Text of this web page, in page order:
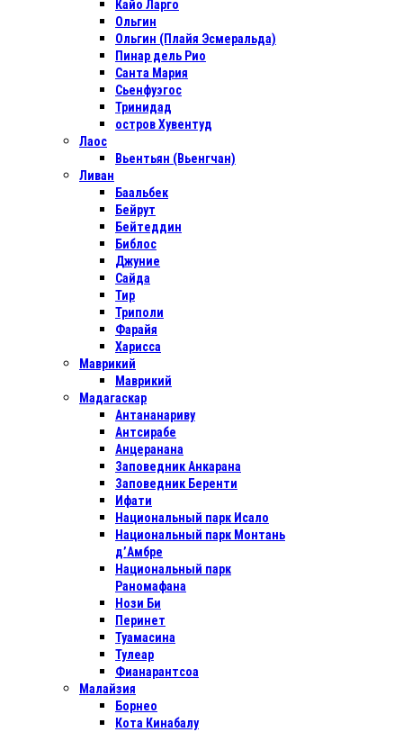
Кайо Ларго
Ольгин
Ольгин (Плайя Эсмеральда)
Пинар дель Рио
Санта Мария
Сьенфуэгос
Тринидад
остров Хувентуд
Лаос
Вьентьян (Вьенгчан)
Ливан
Баальбек
Бейрут
Бейтеддин
Библос
Джуние
Сайда
Тир
Триполи
Фарайя
Харисса
Маврикий
Маврикий
Мадагаскар
Антананариву
Антсирабе
Анцеранана
Заповедник Анкарана
Заповедник Беренти
Ифати
Национальный парк Исало
Национальный парк Монтань
д’Амбре
Национальный парк
Раномафана
Нози Би
Перинет
Туамасина
Тулеар
Фианарантсоа
Малайзия
Борнео
Кота Кинабалу